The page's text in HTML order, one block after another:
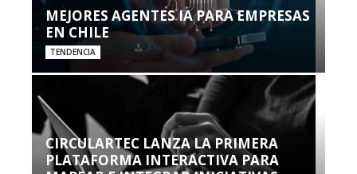
MEJORES AGENTES IA PARA EMPRESAS
EN CHILE
TENDENCIA
CIRCULARTEC LANZA LA PRIMERA
PLATAFORMA INTERACTIVA PARA